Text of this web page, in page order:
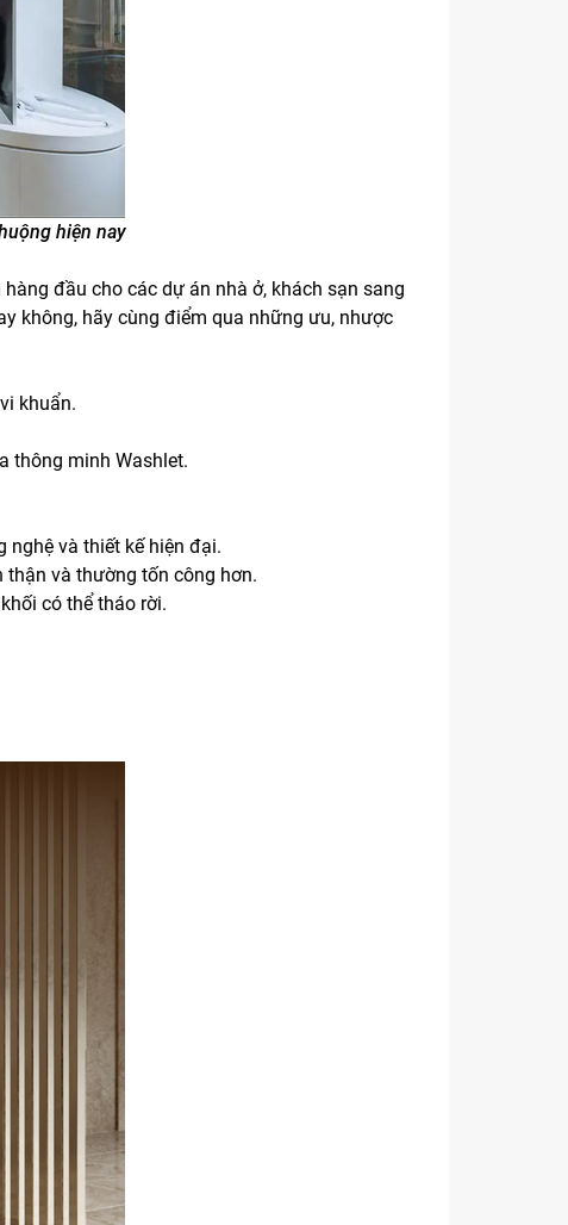
hiện nay
đầu cho các dự án nhà ở, khách sạn sang
không, hãy cùng điểm qua những ưu, nhược
khuẩn.
thông minh Washlet.
nghệ và thiết kế hiện đại.
thận và thường tốn công hơn.
có thể tháo rời.